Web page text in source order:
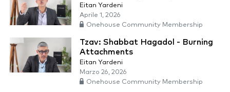
Eitan Yardeni
Aprile 1, 2026
Onehouse Community Membership
Tzav: Shabbat Hagadol - Burning
Attachments
Eitan Yardeni
Marzo 26, 2026
Onehouse Community Membership